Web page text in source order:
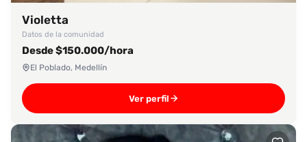
Violetta
Datos de la comunidad
Desde $150.000/hora
El Poblado, Medellín
Ver perfil